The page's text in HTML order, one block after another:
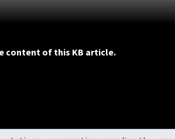
content of this KB article.